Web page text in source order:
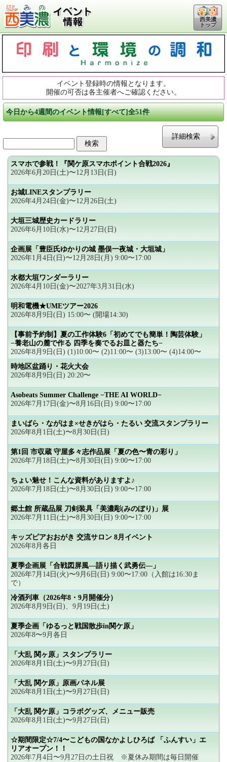
西美濃
トップ
イベント登録時の情報となります。
開催の可否は各主催者へご確認ください。
今日から4週間のイベント情報[すべて]全51件
詳細検索
スマホで参戦！『関ケ原スマホポイント合戦2026』
2026年6月20日(土)〜12月13日(日)
お城LINEスタンプラリー
2026年4月24日(金)〜12月26日(土)
大垣三城歴史カードラリー
2026年6月10日(水)〜12月27日(日)
企画展「豊臣氏ゆかりの城 墨俣一夜城・大垣城」
2026年1月4日(日)〜12月28日(月) 9:00〜17:00
水都大垣ワンダーラリー
2026年4月10日(金)〜2027年3月31日(水)
明和電機★UMEツアー2026
2026年8月9日(日) 15:00〜 (開場14:30)
【事前予約制】夏の工作体験6「初めてでも簡単！陶芸体験」
−養老山の麓で作る 四季を奏でるお皿と器たち−
2026年8月9日(日) (1)10:00〜 (2)11:00〜 (3)13:00〜 (4)14:00〜
時地区盆踊り・花火大会
2026年8月9日(日) 20:20〜
Asobeats Summer Challenge −THE AI WORLD−
2026年7月17日(金)〜8月16日(日) 9:00〜17:00
まいばら・ながはま×せきがはら・たるい 交流スタンプラリー
2026年8月1日(土)〜8月30日(日)
第1回 市収蔵 守屋多々志作品展「夏の色〜青の彩り」
2026年7月18日(土)〜8月30日(日) 9:00〜17:00
ちょい魅せ！こんな資料がありますよ♪
2026年7月18日(土)〜8月30日(日) 9:00〜17:00
郷土館 所蔵品展 刀剣装具「美濃彫(みのぼり)」展
2026年7月11日(土)〜8月30日(日) 9:00〜17:00
キッズピアおおがき 交流サロン 8月イベント
2026年8月各日
夏季企画展「合戦図屏風―語り描く武勇伝―」
2026年7月14日(火)〜9月6日(日) 9:00〜17:00（入館は16:30ま
で）
冷酒列車（2026年8・9月開催分）
2026年8月9日(日)、9月19日(土)
夏季企画「ゆるっと戦国散歩in関ケ原」
2026年8〜9月各日
「大乱 関ヶ原」スタンプラリー
2026年8月1日(土)〜9月27日(日)
「大乱 関ケ原」原画パネル展
2026年8月1日(土)〜9月27日(日)
「大乱 関ケ原」コラボグッズ、メニュー販売
2026年8月1日(土)〜9月27日(日)
☆期間限定☆7/4〜こどもの国なかよしひろば 「ふんすい」エ
リアオープン！！
2026年7月4日〜9月27日の土日祝 ※夏休み期間は毎日開催